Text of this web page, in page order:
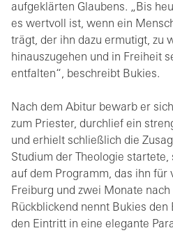
aufgeklärten Glaubens. „Bis
es wertvoll ist, wenn ein
trägt, der ihn dazu ermutigt, zu
hinauszugehen und in Freiheit
entfalten“, beschreibt Bukies.
Nach dem Abitur bewarb er
zum Priester, durchlief ein
und erhielt schließlich die
Studium der Theologie
auf dem Programm, das ihn für
Freiburg und zwei Monate
Rückblickend nennt Bukies
den Eintritt in eine elegante